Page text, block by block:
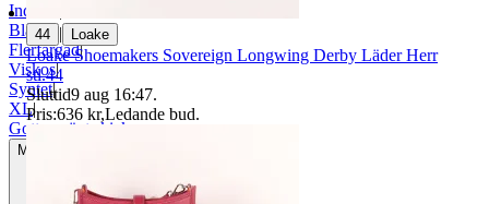
Indiska
Blå|
Flerfärgad|
Viskos|
Syntet|
XL|
Gott använt skick
Mindre tecken på användning
44 | Loake
Loake Shoemakers Sovereign Longwing Derby Läder Herr
stl.44
Sluttid9 aug 16:47.
Pris:636 kr,Ledande bud.